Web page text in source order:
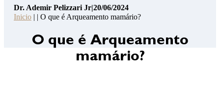
Pelizzari
14
Dr. Ademir Pelizzari Jr|20/06/2024
Inicio | | O que é Arqueamento mamário?
O que é Arqueamento
mamário?